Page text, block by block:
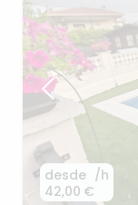
desde
42,00 €
/h